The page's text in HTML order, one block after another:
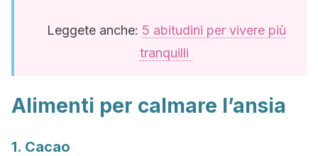
Leggete anche: 5 abitudini per vivere più
tranquilli
Alimenti per calmare l’ansia
1. Cacao